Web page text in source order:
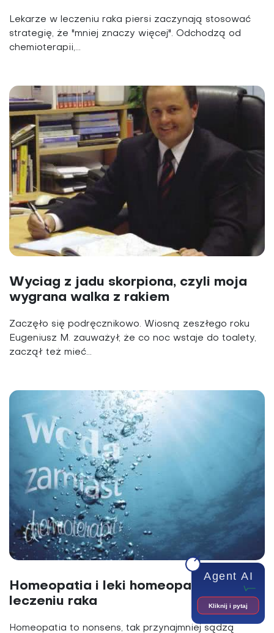
Lekarze w leczeniu raka piersi zaczynają stosować
strategię, że "mniej znaczy więcej". Odchodzą od
chemioterapii,...
Wyciag z jadu skorpiona, czyli moja
wygrana walka z rakiem
Zaczęło się podręcznikowo. Wiosną zeszłego roku
Eugeniusz M. zauważył, że co noc wstaje do toalety,
zaczął też mieć...
Homeopatia i leki homeopatyczne w
leczeniu raka
Homeopatia to nonsens, tak przynajmniej sądzą
Agent AI
Kliknij i pytaj